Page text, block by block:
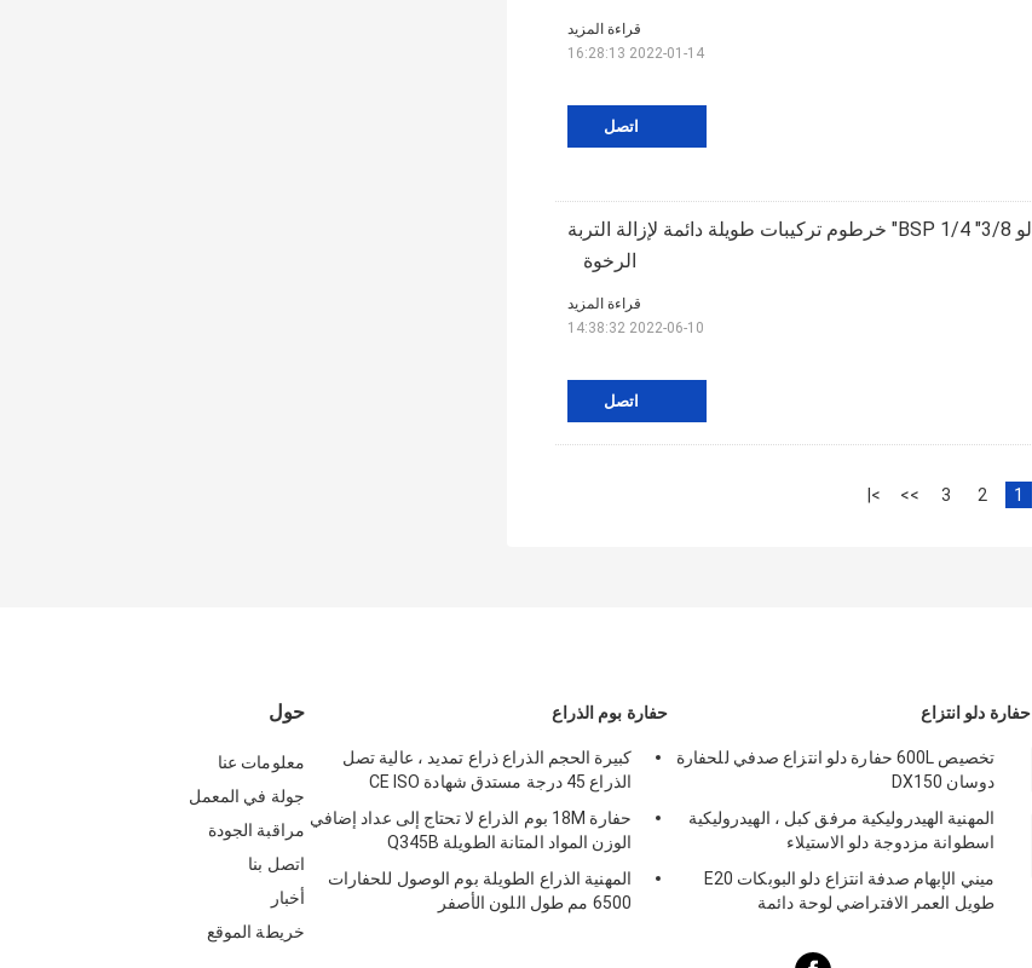
اتصل
قراءة المزيد
2022-01-14 16:28:13
oem الهيدروليكية إمالة دلو BSP 1/4 "3/8" خرطوم تركيبات طويلة دائمة لإزالة التربة
الرخوة
اتصل
قراءة المزيد
2022-06-10 14:38:32
1
2
3
>>
>|
حول
معلومات عنا
جولة في المعمل
مراقبة الجودة
اتصل بنا
أخبار
خريطة الموقع
حفارة بوم الذراع
كبيرة الحجم الذراع ذراع تمديد ، عالية تصل
الذراع 45 درجة مستدق شهادة CE ISO
حفارة 18M بوم الذراع لا تحتاج إلى عداد إضافي
الوزن المواد المتانة الطويلة Q345B
المهنية الذراع الطويلة بوم الوصول للحفارات
6500 مم طول اللون الأصفر
حفارة دلو انتزاع
تخصيص 600L حفارة دلو انتزاع صدفي للحفارة
دوسان DX150
المهنية الهيدروليكية مرفق كبل ، الهيدروليكية
اسطوانة مزدوجة دلو الاستيلاء
ميني الإبهام صدفة انتزاع دلو البوبكات E20
طويل العمر الافتراضي لوحة دائمة